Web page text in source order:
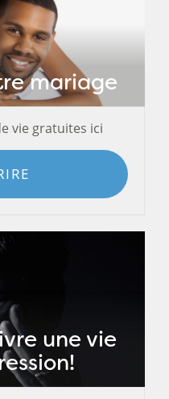
mariage
vie gratuites ici
une vie